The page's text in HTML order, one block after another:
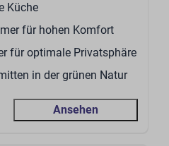
Küche
für hohen Komfort
für optimale Privatsphäre
in der grünen Natur
Ansehen